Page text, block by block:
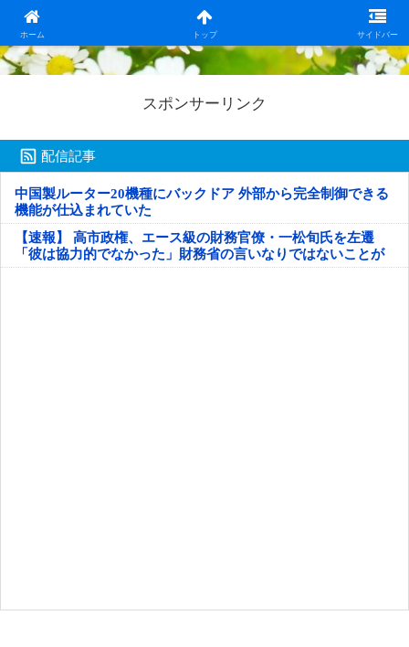
ホーム トップ サイドバー
日本第一！ニュース録
スポンサーリンク
配信記事
中国製ルーター20機種にバックドア 外部から完全制御できる
機能が仕込まれていた
【速報】 高市政権、エース級の財務官僚・一松旬氏を左遷
「彼は協力的でなかった」財務省の言いなりではないことが
判明